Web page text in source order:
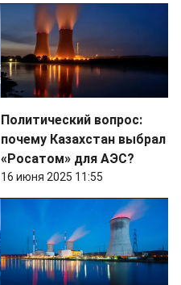
Политический вопрос:
почему Казахстан выбрал
«Росатом» для АЭС?
16 июня 2025 11:55